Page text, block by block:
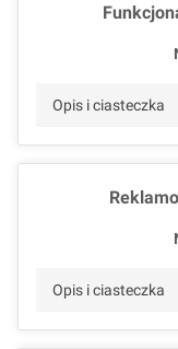
Opis i ciasteczka
Opis i ciasteczka